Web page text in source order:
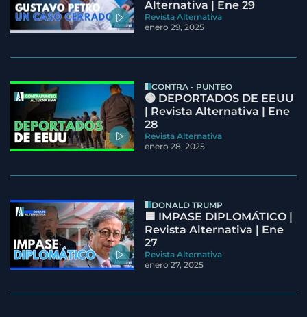
Alternativa | Ene 29
Revista Alternativa
enero 29, 2025
CONTRA - PUNTEO
🟢 DEPORTADOS DE EEUU
| Revista Alternativa | Ene
28
Revista Alternativa
enero 28, 2025
DONALD TRUMP
🟦 IMPASE DIPLOMÁTICO |
Revista Alternativa | Ene
27
Revista Alternativa
enero 27, 2025